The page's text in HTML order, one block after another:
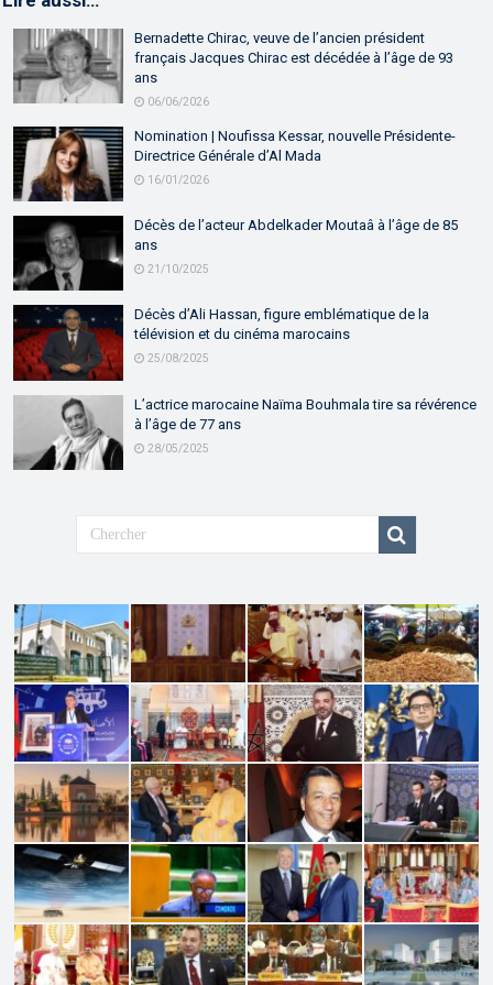
Bernadette Chirac, veuve de l’ancien président
français Jacques Chirac est décédée à l’âge de 93
ans
06/06/2026
Nomination | Noufissa Kessar, nouvelle Présidente-
Directrice Générale d’Al Mada
16/01/2026
Décès de l’acteur Abdelkader Moutaâ à l’âge de 85
ans
21/10/2025
Décès d’Ali Hassan, figure emblématique de la
télévision et du cinéma marocains
25/08/2025
L’actrice marocaine Naïma Bouhmala tire sa révérence
à l’âge de 77 ans
28/05/2025